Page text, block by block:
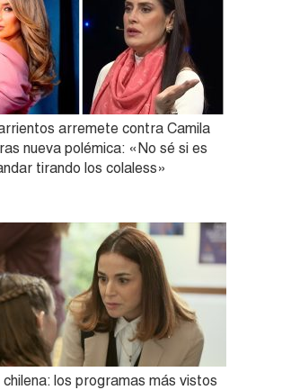
arremete contra Camila
nueva polémica: «No sé si es
tirando los colaless»
los programas más vistos